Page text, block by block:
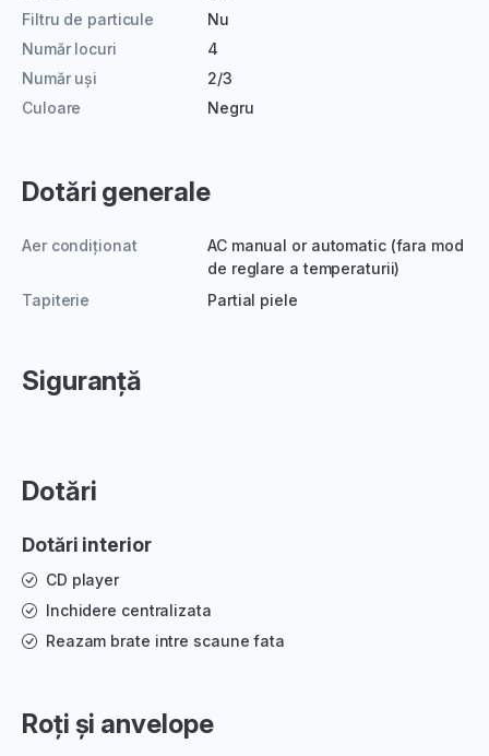
Filtru de particule
Nu
Număr locuri
4
Număr uși
2/3
Culoare
Negru
Dotări generale
Aer condiționat
AC manual or automatic (fara mod
de reglare a temperaturii)
Tapiterie
Partial piele
Siguranță
Dotări
Dotări interior
CD player
Inchidere centralizata
Reazam brate intre scaune fata
Roți și anvelope